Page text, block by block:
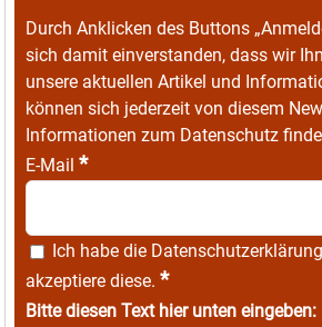
Durch Anklicken des Buttons
sich damit einverstanden, dass wir
unsere aktuellen Artikel und
können sich jederzeit von diesem
Informationen zum Datenschutz
E-Mail *
Ich habe die Datenschutzerklärung
akzeptiere diese. *
Bitte diesen Text hier unten eingeben: